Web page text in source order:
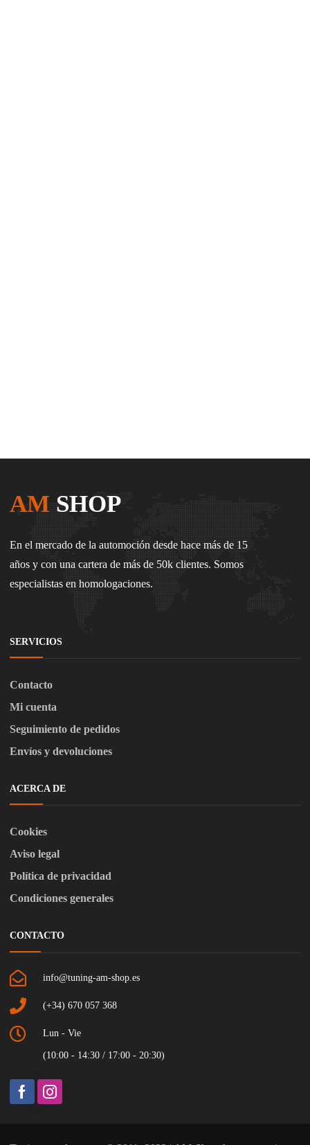
AM SHOP
En el mercado de la automoción desde hace más de 15
años y con una cartera de más de 50k clientes. Somos
especialistas en homologaciones.
SERVICIOS
Contacto
Mi cuenta
Seguimiento de pedidos
Envíos y devoluciones
ACERCA DE
Cookies
Aviso legal
Política de privacidad
Condiciones generales
CONTACTO
info@tuning-am-shop.es
(+34) 670 057 368
Lun - Vie
(10:00 - 14:30 / 17:00 - 20:30)